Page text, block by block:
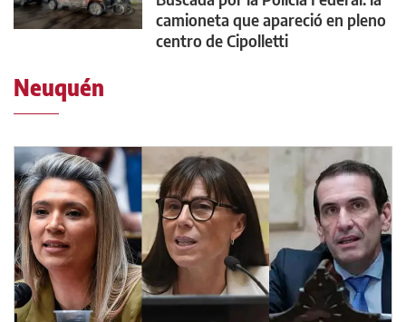
camioneta que apareció en pleno
centro de Cipolletti
Neuquén